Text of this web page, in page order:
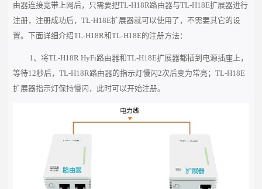
由器连接宽带上网后，只需要把TL-H18R路由器与TL-H18E扩展器进行
注册，注册成功后，TL-H18E扩展器就可以使用了，不需要其它的设
置。下面详细介绍TL-H18R和TL-H18E的注册方法：
1、将TL-H18R HyFi路由器和TL-H18E扩展器都插到电源插座上，
等待12秒后，TL-H18R路由器的指示灯慢闪2次后变为常亮；TL-H18E
扩展器指示灯保持慢闪，此时可以开始注册。